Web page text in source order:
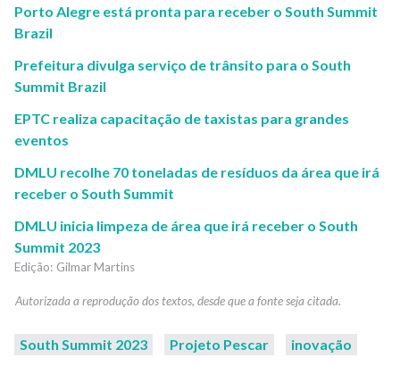
Porto Alegre está pronta para receber o South Summit
Brazil
Prefeitura divulga serviço de trânsito para o South
Summit Brazil
EPTC realiza capacitação de taxistas para grandes
eventos
DMLU recolhe 70 toneladas de resíduos da área que irá
receber o South Summit
DMLU inicia limpeza de área que irá receber o South
Summit 2023
Gilmar Martins
South Summit 2023 Projeto Pescar inovação